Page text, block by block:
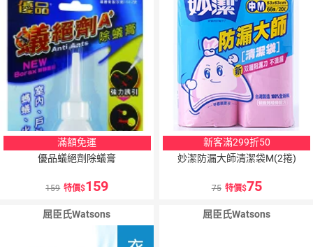
滿額免運
優品蟻絕劑除蟻膏
159 特價 159
新客滿299折50
妙潔防漏大師清潔袋M(2捲)
75 特價 75
屈臣氏Watsons 屈臣氏Watsons